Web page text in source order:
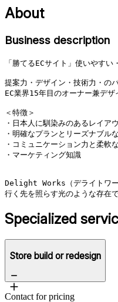
About
Business description
「勝てるECサイト」使いやす
提案力・デザイン・技術力・の
EC業界15年目のオーナー兼デ
＜特徴＞
・日本人に馴染みのあるレイア
・明確なプランとリーズナブル
・コミュニケーション力と柔軟
・マーケティング知識
Delight Works（デライトワー
行く先を照らす光のような存在
Specialized
Store build or redesign
Contact for pricing